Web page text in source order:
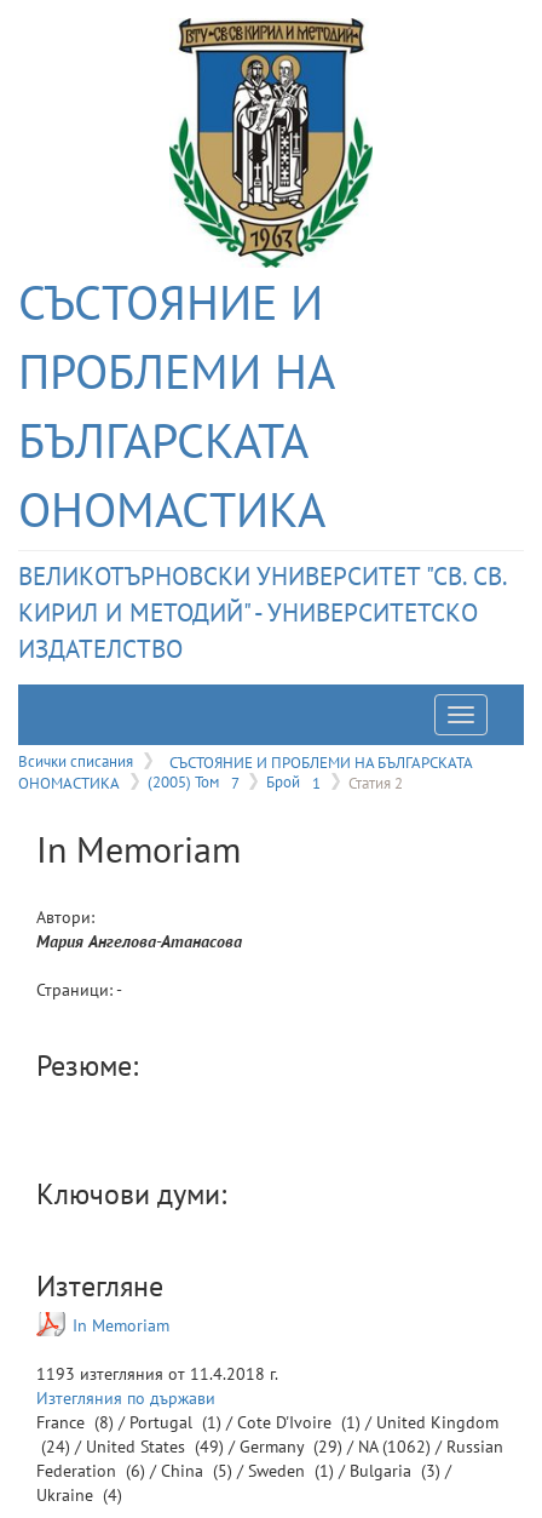
СЪСТОЯНИЕ И
ПРОБЛЕМИ НА
БЪЛГАРСКАТА
ОНОМАСТИКА
ВЕЛИКОТЪРНОВСКИ УНИВЕРСИТЕТ "СВ. СВ.
КИРИЛ И МЕТОДИЙ" - УНИВЕРСИТЕТСКО
ИЗДАТЕЛСТВО
Отваряне
на
Всички списания
СЪСТОЯНИЕ И ПРОБЛЕМИ НА БЪЛГАРСКАТА
ОНОМАСТИКА
(2005) Том 7 Брой 1 Статия 2
In Memoriam
Автори:
Мария Ангелова-Атанасова
Страници: -
Резюме:
Ключови думи:
Изтегляне
In Memoriam
1193 изтегляния от 11.4.2018 г.
Изтегляния по държави
France (8) / Portugal (1) /Cote D'Ivoire (1) / United Kingdom
(24) / United States (49) /Germany (29) / NA(1062) / Russian
Federation (6) /China (5) /Sweden (1) / Bulgaria (3) /
Ukraine (4)